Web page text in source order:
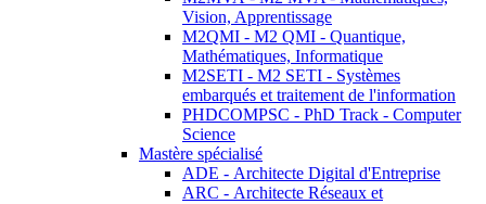
Vision, Apprentissage
M2QMI - M2 QMI - Quantique,
Mathématiques, Informatique
M2SETI - M2 SETI - Systèmes
embarqués et traitement de l'information
PHDCOMPSC - PhD Track - Computer
Science
Mastère spécialisé
ADE - Architecte Digital d'Entreprise
ARC - Architecte Réseaux et